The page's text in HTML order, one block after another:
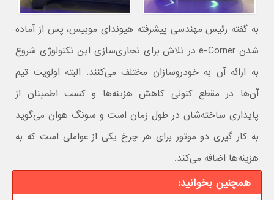
به گفته رئیس مهندسی پیشرفته هیوندای موبیس، پس از آماده
شدن e-Corner در تلاش برای تجاری‌سازی این تکنولوژی شروع
به ارائه آن به خودروسازان مختلف می‌کنند. البته اولویت تیم
آن‌ها در مقطع کنونی کاهش هزینه‌ها و کسب اطمینان از
پایداری ساخته‌شان در طول زمان است و سونگ هوان می‌گوید
به کار گیری دو موتور برای هر چرخ یکی از عواملی است که به
هزینه‌ها اضافه می‌کند.
همچنین بخوانید: